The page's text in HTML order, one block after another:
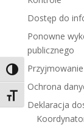
Toggle High
Toggle Font size
Dostęp do
Ponowne
publicznego
Ochrona
Deklaracja